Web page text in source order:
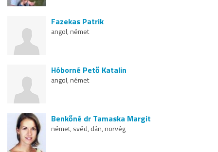
Fazekas Patrik
angol, német
Hóborné Pető Katalin
angol, német
Benkőné dr Tamaska Margit
német, svéd, dán, norvég